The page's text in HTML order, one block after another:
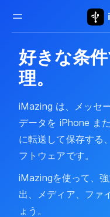
好きな条
理。
iMazing は、メッセ
データを iPhone ま
に転送して保存する
フトウェアです。
iMazingを使って、
出、メディア、ファ
ょう。